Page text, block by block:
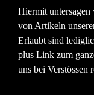
Hiermit
von Artikeln
Erlaubt sind
plus Link zum
uns bei Verstössen